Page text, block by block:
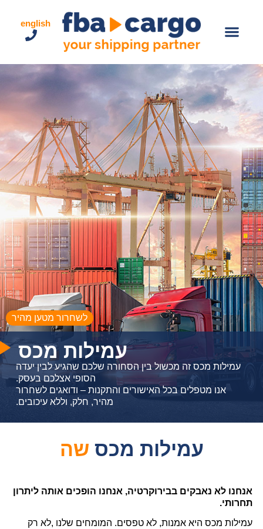
english
עמילות מכס
עמילות מכס זה מכשול בין הסחורה שלכם שהגיע לבין יעדה
הסופי אצלכם בעסק.
אנו מטפלים בכל האישורים והתקנות – ודואגים לשחרור
מהיר, חלק, וללא עיכובים.
לשחרור מטען מהיר
עמילות מכס שהיא
אנחנו לא נאבקים בבירוקרטיה, אנחנו הופכים אותה ליתרון
תחרותי.
עמילות מכס היא אמנות, לא טפסים. המומחים שלנו ,לא רק